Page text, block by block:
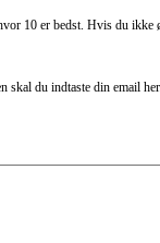
10 er bedst. Hvis du ikke
skal du indtaste din email